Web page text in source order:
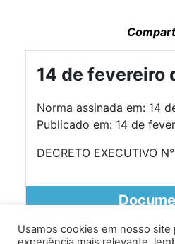
14 de fevereiro
Norma assinada em: 14
Publicado em: 14 de
DECRETO EXECUTIVO
Usamos cookies em nosso site